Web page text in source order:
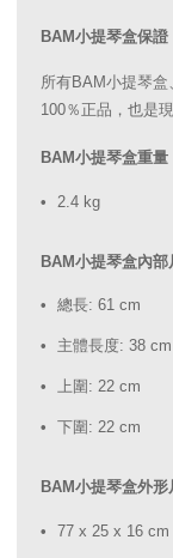
BAM小提琴盒保
所有BAM小提琴
100％正品，也是
BAM小提琴盒重量
2.4 kg
BAM小提琴盒內部
總長: 61 cm
主體長度: 38 cm
上圍: 22 cm
下圍: 22 cm
BAM小提琴盒外形
77 x 25 x 16 cm